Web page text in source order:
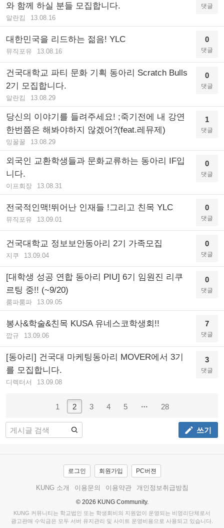
와 함께 하실 분들 모집합니다.
알란킴 13.08.16
댓글
대한민국을 리드하는 젊음! YLC
뮤직포유 13.08.16
0
댓글
건국대학교 파티 문화 기획 동아리 Scratch Bulls
2기 모집합니다.
알란킴 13.08.29
0
댓글
당신의 이야기를 들려주세요! ;죽기전에 내 강연
한번쯤은 해봐야하지 않겠어?(feat.레뮤제)
밍꿀꿀 13.08.29
1
댓글
외국인 교환학생들과 문화교류하는 동아리 IF입
니다.
이프회장 13.08.31
0
댓글
전국적인맥!뛰어난 인재들 !그리고 친목 YLC
뮤직포유 13.09.01
0
댓글
건국대학교 정보보안동아리 2기 가족모집
지쿠 13.09.04
0
댓글
[대학생 성공 연합 동아리 PIU] 6기 임원진 리쿠
르팅 중!! (~9/20)
룸파룸파 13.09.05
0
댓글
봉사&학술&친목 KUSA 유네스코학생회!!
깝규 13.09.06
7
댓글
[동아리] 건국대 마케팅동아리 MOVER에서 3기
를 모집합니다.
디렉터서 13.09.08
3
댓글
1 2 3 4 5 28
쓰기
로그인 회원가입 PC버젼
KUNG 소개 이용문의 이용약관 개인정보취급방침
© 2026 KUNG Community.
KUNG 커뮤니티는 학교법인 또는 학생회비의 지원없이 운영되는 비영리단체로서
광고판매 수익금은 모두 서버 유지관리 및 사이트 운영비용으로 사용되고 있습니다.